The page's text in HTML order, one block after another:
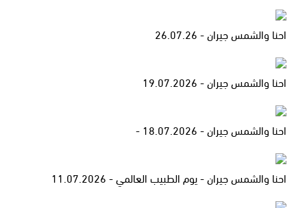
احنا والشمس جيران - 26.07.26
احنا والشمس جيران - 19.07.2026
احنا والشمس جيران - 18.07.2026 -
احنا والشمس جيران - يوم الطبيب العالمي - 11.07.2026